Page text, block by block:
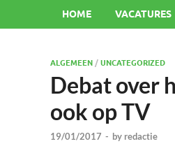
HOME VACATURES
ALGEMEEN /UNCATEGORIZED
Debat over
ook op TV
19/01/2017 - by redactie